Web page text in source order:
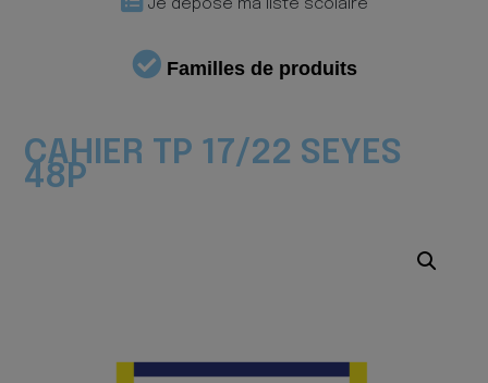
Je dépose ma liste scolaire
Familles de produits
CAHIER TP 17/22 SEYES
48P